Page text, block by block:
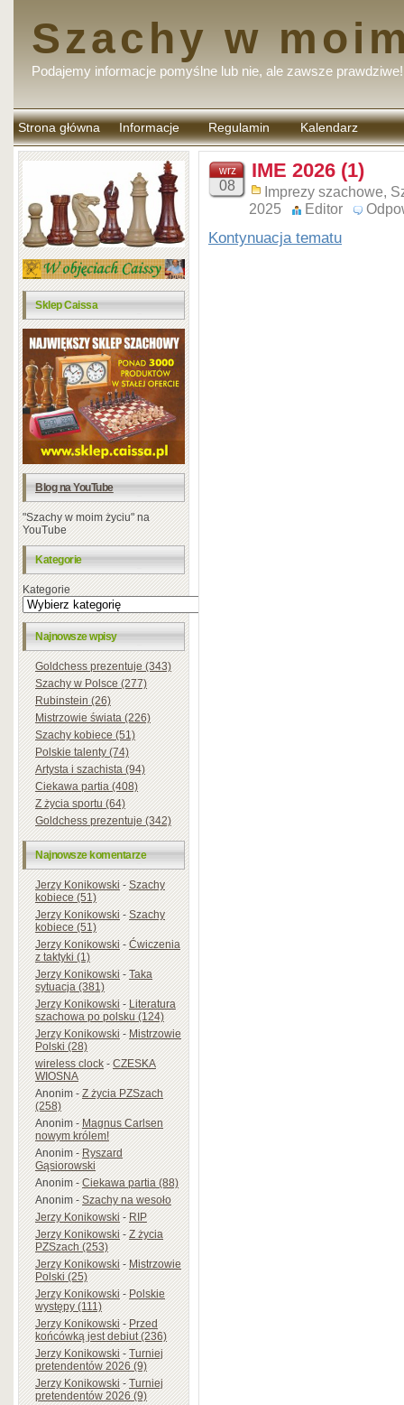
Szachy w
Podajemy informacje pomyślne lub nie, ale zawsze prawdziwe!
Strona główna Informacje Regulamin
komentarzy
Kalendarz
Sklep Caissa
Blog na YouTube
"Szachy w moim życiu" na
YouTube
Kategorie
Kategorie
Najnowsze wpisy
Goldchess prezentuje (343)
Szachy w Polsce (277)
Rubinstein (26)
Mistrzowie świata (226)
Szachy kobiece (51)
Polskie talenty (74)
Artysta i szachista (94)
Ciekawa partia (408)
Z życia sportu (64)
Goldchess prezentuje (342)
Najnowsze komentarze
Jerzy Konikowski-Szachy
kobiece (51)
Jerzy Konikowski-Szachy
kobiece (51)
Jerzy Konikowski-Ćwiczenia
z taktyki (1)
Jerzy Konikowski-Taka
sytuacja (381)
Jerzy Konikowski-Literatura
szachowa po polsku (124)
Jerzy Konikowski-Mistrzowie
Polski (28)
wireless clock-CZESKA
WIOSNA
Anonim-Z życia PZSzach
(258)
Anonim-Magnus Carlsen
nowym królem!
Anonim-Ryszard
Gąsiorowski
Anonim-Ciekawa partia (88)
Anonim-Szachy na wesoło
Jerzy Konikowski-RIP
Jerzy Konikowski-Z życia
PZSzach (253)
Jerzy Konikowski-Mistrzowie
Polski (25)
Jerzy Konikowski-Polskie
występy (111)
Jerzy Konikowski-Przed
końcówką jest debiut (236)
Jerzy Konikowski-Turniej
pretendentów 2026 (9)
Jerzy Konikowski-Turniej
pretendentów 2026 (9)
wrz
08
IME 2026 (1)
Imprezy szachowe,
2025
Editor
Kontynuacja tematu